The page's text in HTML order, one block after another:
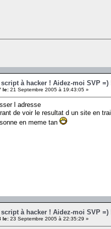
script à hacker ! Aidez-moi SVP =)
le: 21 Septembre 2005 à 19:43:05 »
l adresse
de voir le resultat d un site en
en meme tan
script à hacker ! Aidez-moi SVP =)
le: 23 Septembre 2005 à 22:35:29 »